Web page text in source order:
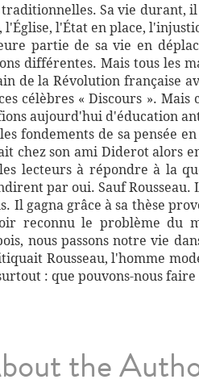
Sa vie durant,
l'État en place,
partie de sa vie en
différentes. Mais tous les
de la Révolution française
célèbres « Discours ».
aujourd'hui d'éducation
fondements de sa pensée
chez son ami Diderot alors
lecteurs à répondre à la
par oui. Sauf
Il gagna grâce à sa thèse
reconnu le problème du
nous passons notre vie
Rousseau, l'homme
: que pouvons-nous
the